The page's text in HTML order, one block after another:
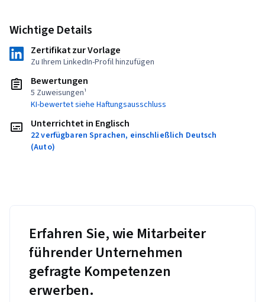
Wichtige Details
Zertifikat zur Vorlage
Zu Ihrem LinkedIn-Profil hinzufügen
Bewertungen
5 Zuweisungen¹
KI-bewertet siehe Haftungsausschluss
Unterrichtet in Englisch
22 verfügbaren Sprachen, einschließlich Deutsch
(Auto)
Erfahren Sie, wie Mitarbeiter
führender Unternehmen
gefragte Kompetenzen
erwerben.